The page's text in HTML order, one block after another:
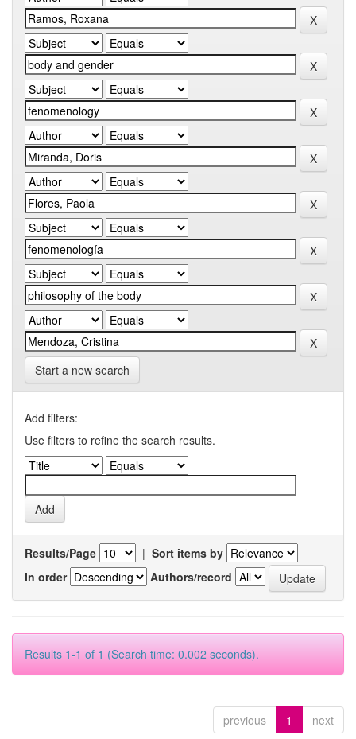
Start a new search
Add filters:
Use filters to refine the search results.
Results/Page | Sort items by
In order
Authors/record
Results 1-1 of 1 (Search time: 0.002 seconds).
previous 1 next